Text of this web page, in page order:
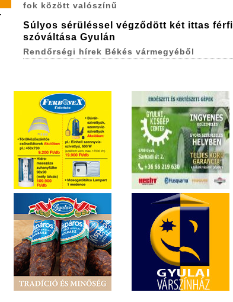
fok között valószínű
Súlyos sérüléssel végződött két ittas férfi
szóváltása Gyulán
Rendőrségi hírek Békés vármegyéből